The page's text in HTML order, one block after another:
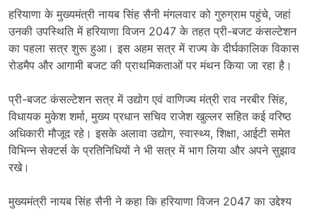
हरियाणा के मुख्यमंत्री नायब सिंह सैनी मंगलवार को गुरुग्राम पहुंचे, जहां
उनकी उपस्थिति में हरियाणा विजन 2047 के तहत प्री-बजट कंसल्टेशन
का पहला सत्र शुरू हुआ। इस अहम सत्र में राज्य के दीर्घकालिक विकास
रोडमैप और आगामी बजट की प्राथमिकताओं पर मंथन किया जा रहा है।
प्री-बजट कंसल्टेशन सत्र में उद्योग एवं वाणिज्य मंत्री राव नरबीर सिंह,
विधायक मुकेश शर्मा, मुख्य प्रधान सचिव राजेश खुल्लर सहित कई वरिष्ठ
अधिकारी मौजूद रहे। इसके अलावा उद्योग, स्वास्थ्य, शिक्षा, आईटी समेत
विभिन्न सेक्टर्स के प्रतिनिधियों ने भी सत्र में भाग लिया और अपने सुझाव
रखे।
मुख्यमंत्री नायब सिंह सैनी ने कहा कि हरियाणा विजन 2047 का उद्देश्य